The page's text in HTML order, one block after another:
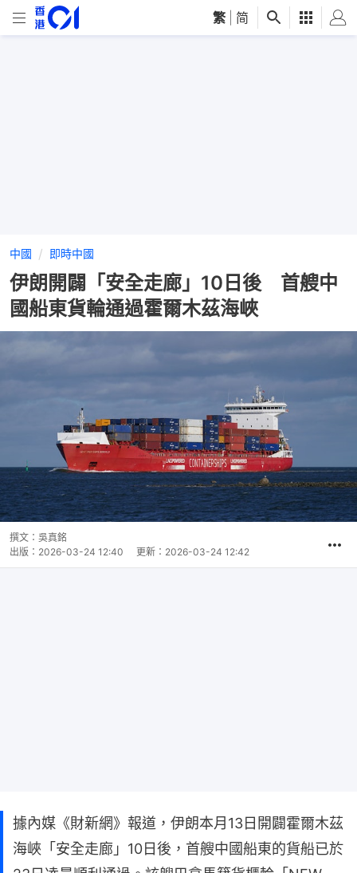
繁 简
中國 即時中國
伊朗開闢「安全走廊」10日後 首艘中
國船東貨輪通過霍爾木茲海峽
撰文： 吳真銘
出版： 2026-03-24 12:40 更新： 2026-03-24 12:42
據內媒《財新網》報道，伊朗本月13日開闢霍爾木茲
海峽「安全走廊」10日後，首艘中國船東的貨船已於